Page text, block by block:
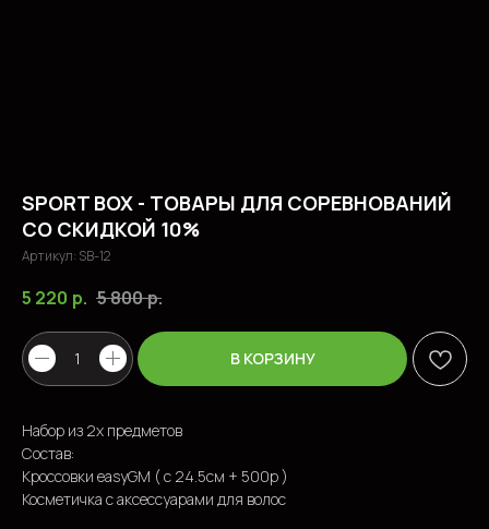
SPORT BOX - ТОВАРЫ ДЛЯ СОРЕВНОВАНИЙ
СО СКИДКОЙ 10%
Артикул: SB-12
5 220 р. 5 800р.
В КОРЗИНУ
Набор из 2х предметов
Состав:
Кроссовки easyGM ( с 24.5см + 500р )
Косметичка с аксессуарами для волос
ПОПУЛЯРНЫЕ ТОВАРЫ